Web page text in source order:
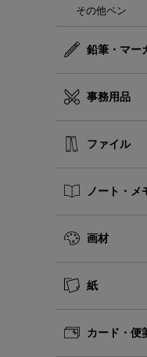
その他ペン
鉛筆・マー
事務用品
ファイル
ノート・メ
画材
紙
カード・便